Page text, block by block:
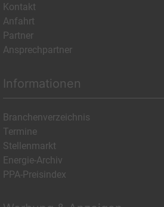
Kontakt
Anfahrt
Partner
Ansprechpartner
Informationen
Branchenverzeichnis
Termine
Stellenmarkt
Energie-Archiv
PPA-Preisindex